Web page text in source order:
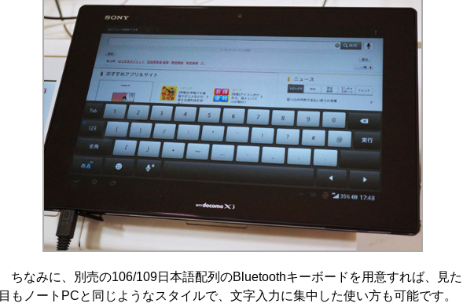
ちなみに、別売の106/109日本語配列のBluetoothキーボードを用意すれば、見た
目もノートPCと同じようなスタイルで、文字入力に集中した使い方も可能です。